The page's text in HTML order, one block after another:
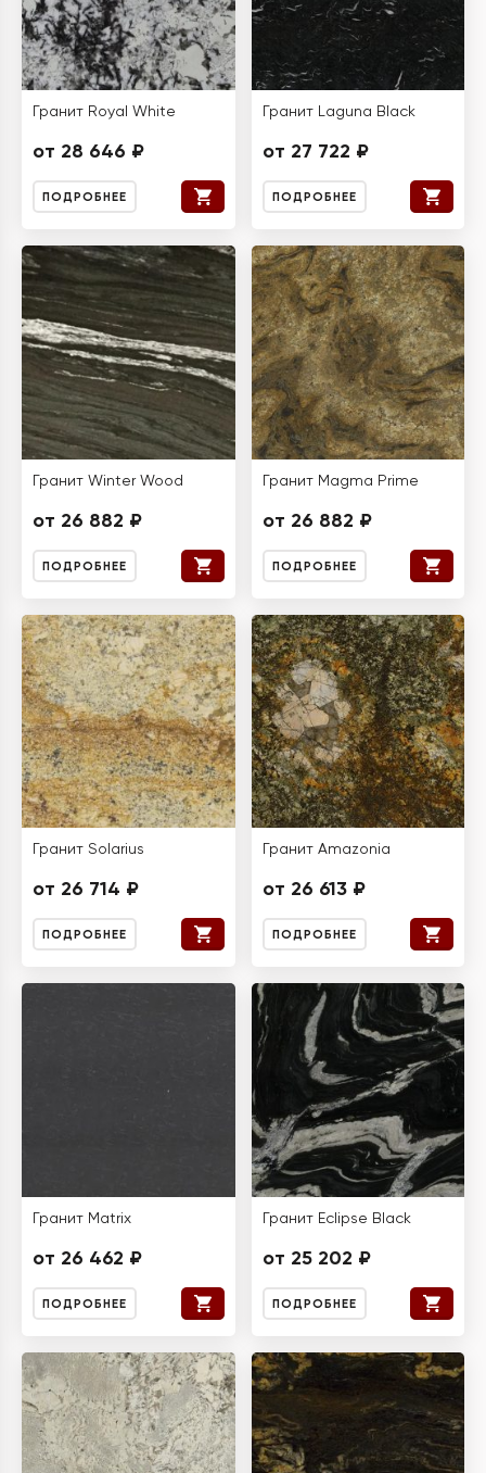
Гранит Royal White
от 28 646 ₽
ПОДРОБНЕЕ
Гранит Laguna Black
от 27 722 ₽
ПОДРОБНЕЕ
Гранит Winter Wood
от 26 882 ₽
ПОДРОБНЕЕ
Гранит Magma Prime
от 26 882 ₽
ПОДРОБНЕЕ
Гранит Solarius
от 26 714 ₽
ПОДРОБНЕЕ
Гранит Amazonia
от 26 613 ₽
ПОДРОБНЕЕ
Гранит Matrix
от 26 462 ₽
ПОДРОБНЕЕ
Гранит Eclipse Black
от 25 202 ₽
ПОДРОБНЕЕ